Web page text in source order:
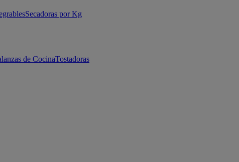
Secadoras por Kg
de CocinaTostadoras